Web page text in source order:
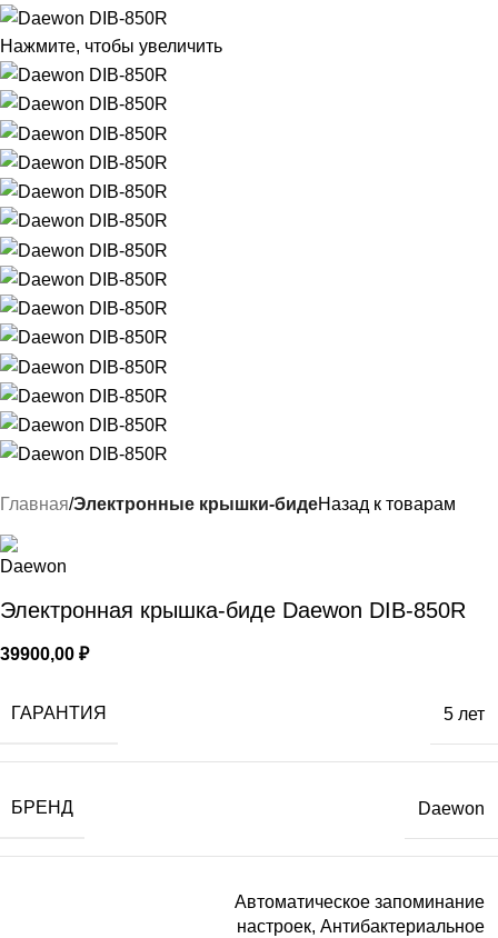
Нажмите, чтобы увеличить
Главная Электронные крышки-бидеНазад к товарам
Электронная крышка-биде Daewon DIB-850R
39900,00 ₽
ГАРАНТИЯ 5 лет
БРЕНД Daewon
Автоматическое запоминание
настроек, Антибактериальное